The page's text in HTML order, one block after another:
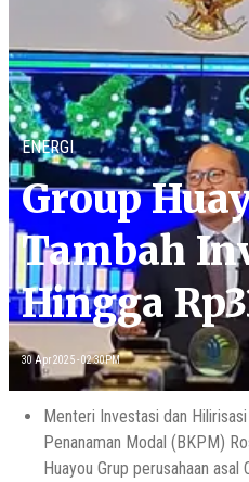
ENERGI
Group
Tambah
Hingga
30 Apr 2025 - 02:30PM
Menteri Investasi dan
Penanaman Modal (BKPM)
Huayou Grup perusahaan